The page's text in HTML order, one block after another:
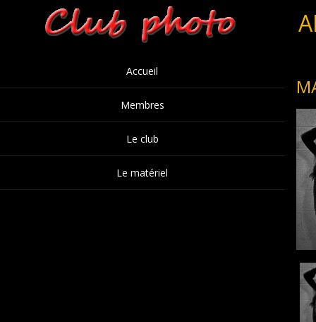
Accueil
Membres
Le club
Le matériel